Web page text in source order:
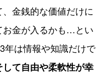
金銭的な価値だけに
お金が入るかも…とい
年は情報や知識だけで
して自由や柔軟性が幸